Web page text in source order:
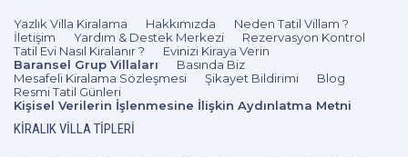
Yazlık Villa Kiralama Hakkımızda
Neden Tatil Villam ?
İletişim
Yardım & Destek Merkezi
Rezervasyon Kontrol
Tatil Evi Nasıl Kiralanır ?
Evinizi Kiraya Verin
Baransel Grup Villaları
Basında Biz
Mesafeli Kiralama Sözleşmesi
Şikayet Bildirimi
Blog
Resmi Tatil Günleri
Kişisel Verilerin İşlenmesine İlişkin Aydınlatma Metni
KIRALIK VILLA TIPLERI